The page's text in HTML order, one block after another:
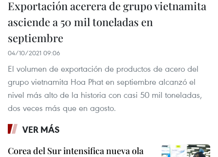
Exportación acerera de grupo vietnamita
asciende a 50 mil toneladas en
septiembre
04/10/2021 09:06
El volumen de exportación de productos de acero del
grupo vietnamita Hoa Phat en septiembre alcanzó el
nivel más alto de la historia con casi 50 mil toneladas,
dos veces más que en agosto.
VER MÁS
Corea del Sur intensifica nueva ola